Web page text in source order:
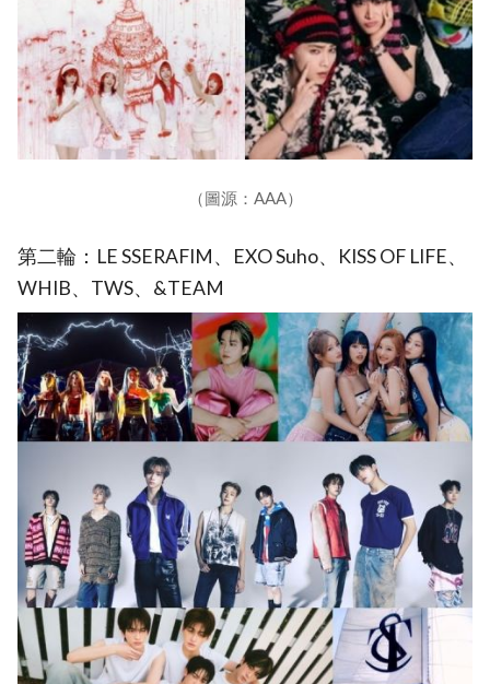
（圖源：AAA）
第二輪：LE SSERAFIM、EXO Suho、KISS OF LIFE、
WHIB、TWS、&TEAM